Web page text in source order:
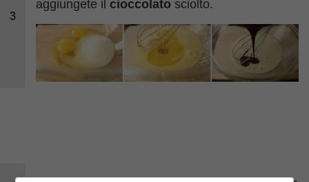
3
aggiungete il cioccolato sciolto.